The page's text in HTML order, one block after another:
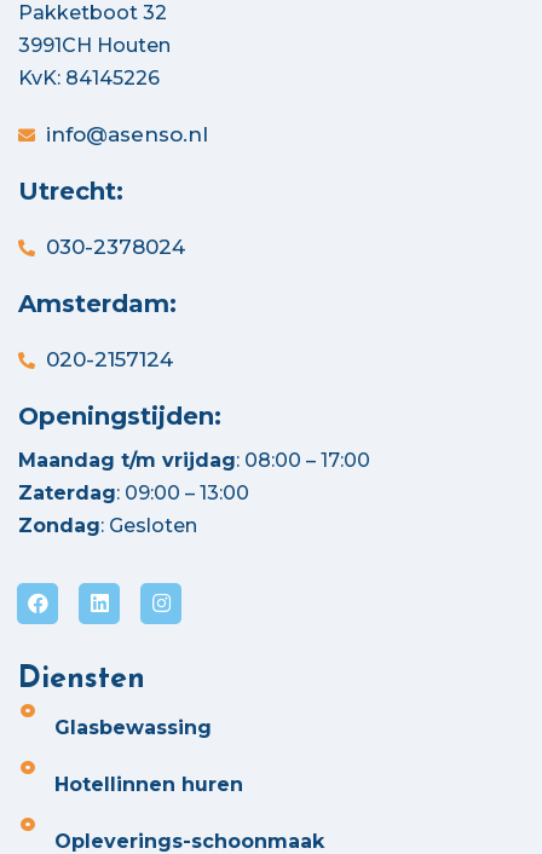
Pakketboot 32
3991CH Houten
KvK: 84145226
info@asenso.nl
Utrecht:
030-2378024
Amsterdam:
020-2157124
Openingstijden:
Maandag t/m vrijdag: 08:00 – 17:00
Zaterdag: 09:00 – 13:00
Zondag: Gesloten
Diensten
Glasbewassing
Hotellinnen huren
Opleverings-schoonmaak